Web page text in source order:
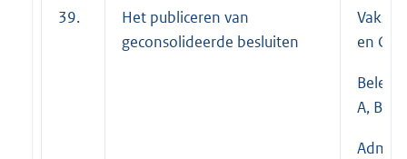
39.
Het publiceren van
geconsolideerde besluiten
en C;
A, B en